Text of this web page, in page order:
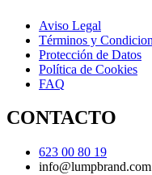
Aviso Legal
Términos y
Protección de Datos
Política de Cookies
FAQ
CONTACTO
623 00 80 19
info@lumpbrand.com